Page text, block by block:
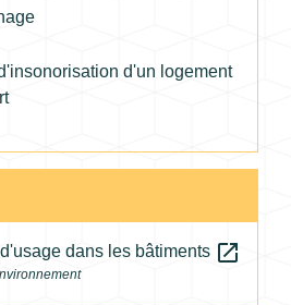
d'un logement
dans les bâtiments open_in_new